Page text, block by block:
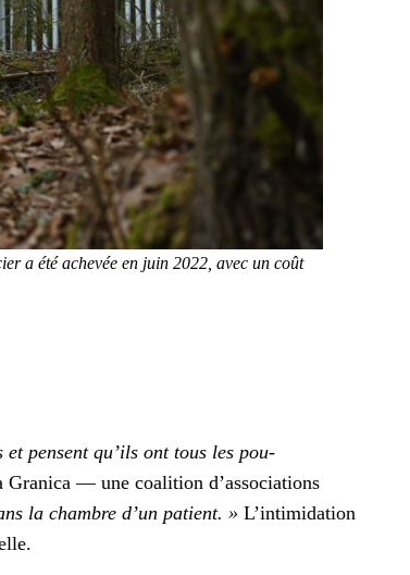
a été achevée en juin 2022, avec un coût
pensent qu’ils ont tous les pou­
Grani­ca — une coali­tion d’associations
la cham­bre d’un patient. » L’intimidation